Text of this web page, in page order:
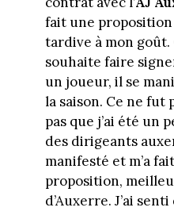
fait une
tardive à mon
souhaite faire
un joueur, il se
la saison. Ce ne fut
pas que j’ai été un
des dirigeants
manifesté et m’a
proposition,
d’Auxerre. J’ai